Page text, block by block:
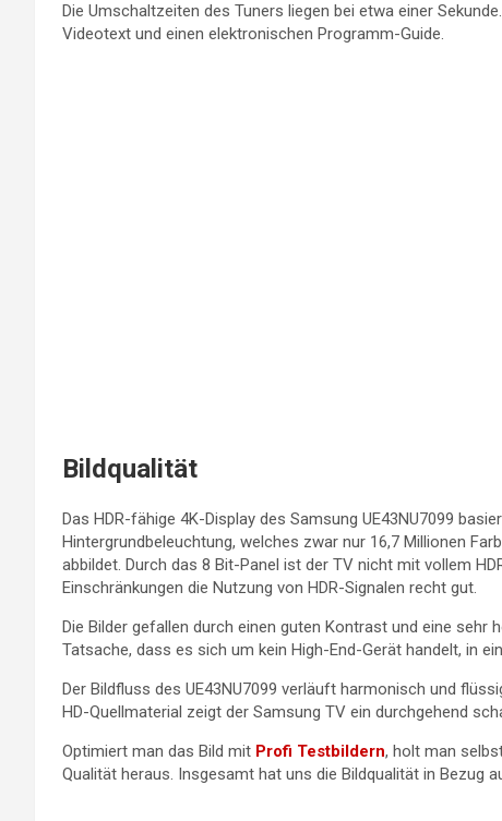
Die Umschaltzeiten des Tuners liegen bei etwa einer
Videotext und einen elektronischen Programm-Guide.
Bildqualität
Das HDR-fähige 4K-Display des Samsung UE43NU7099
Hintergrundbeleuchtung, welches zwar nur 16,7 Millionen
abbildet. Durch das 8 Bit-Panel ist der TV nicht mit vollem
Einschränkungen die Nutzung von HDR-Signalen recht gut.
Die Bilder gefallen durch einen guten Kontrast und eine
Tatsache, dass es sich um kein High-End-Gerät handelt, in
Der Bildfluss des UE43NU7099 verläuft harmonisch und
HD-Quellmaterial zeigt der Samsung TV ein durchgehend
Optimiert man das Bild mit Profi Testbildern, holt man
Qualität heraus. Insgesamt hat uns die Bildqualität in Bezug